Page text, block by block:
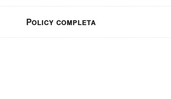
Policy completa